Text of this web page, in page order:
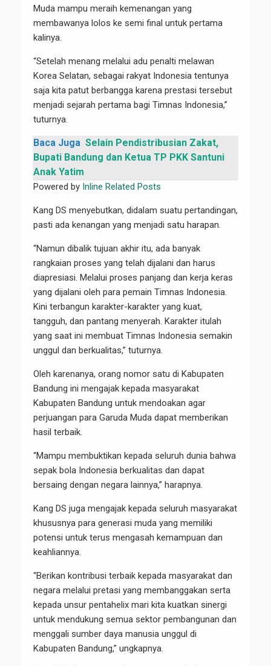
Muda mampu meraih kemenangan yang
membawanya lolos ke semi final untuk pertama
kalinya.
“Setelah menang melalui adu penalti melawan
Korea Selatan, sebagai rakyat Indonesia tentunya
saja kita patut berbangga karena prestasi tersebut
menjadi sejarah pertama bagi Timnas Indonesia,”
tuturnya.
Baca Juga Selain Pendistribusian Zakat,
Bupati Bandung dan Ketua TP PKK Santuni
Anak Yatim
Powered by Inline Related Posts
Kang DS menyebutkan, didalam suatu pertandingan,
pasti ada kenangan yang menjadi satu harapan.
“Namun dibalik tujuan akhir itu, ada banyak
rangkaian proses yang telah dijalani dan harus
diapresiasi. Melalui proses panjang dan kerja keras
yang dijalani oleh para pemain Timnas Indonesia.
Kini terbangun karakter-karakter yang kuat,
tangguh, dan pantang menyerah. Karakter itulah
yang saat ini membuat Timnas Indonesia semakin
unggul dan berkualitas,” tuturnya.
Oleh karenanya, orang nomor satu di Kabupaten
Bandung ini mengajak kepada masyarakat
Kabupaten Bandung untuk mendoakan agar
perjuangan para Garuda Muda dapat memberikan
hasil terbaik.
“Mampu membuktikan kepada seluruh dunia bahwa
sepak bola Indonesia berkualitas dan dapat
bersaing dengan negara lainnya,” harapnya.
Kang DS juga mengajak kepada seluruh masyarakat
khususnya para generasi muda yang memiliki
potensi untuk terus mengasah kemampuan dan
keahliannya.
“Berikan kontribusi terbaik kepada masyarakat dan
negara melalui pretasi yang membanggakan serta
kepada unsur pentahelix mari kita kuatkan sinergi
untuk mendukung semua sektor pembangunan dan
menggali sumber daya manusia unggul di
Kabupaten Bandung,” ungkapnya.